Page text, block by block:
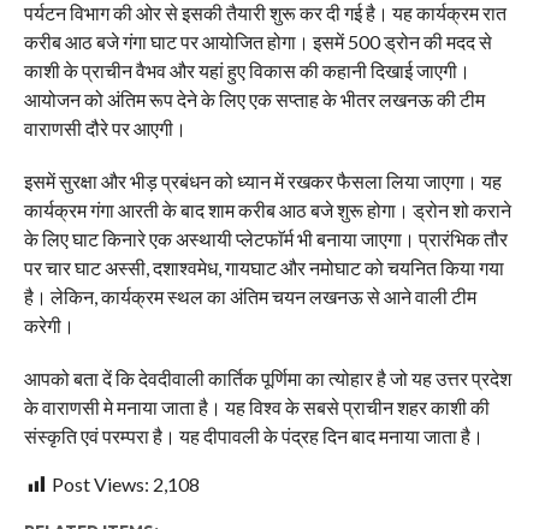
पर्यटन विभाग की ओर से इसकी तैयारी शुरू कर दी गई है। यह कार्यक्रम रात
करीब आठ बजे गंगा घाट पर आयोजित होगा। इसमें 500 ड्रोन की मदद से
काशी के प्राचीन वैभव और यहां हुए विकास की कहानी दिखाई जाएगी।
आयोजन को अंतिम रूप देने के लिए एक सप्ताह के भीतर लखनऊ की टीम
वाराणसी दौरे पर आएगी।
इसमें सुरक्षा और भीड़ प्रबंधन को ध्यान में रखकर फैसला लिया जाएगा। यह
कार्यक्रम गंगा आरती के बाद शाम करीब आठ बजे शुरू होगा। ड्रोन शो कराने
के लिए घाट किनारे एक अस्थायी प्लेटफाॅर्म भी बनाया जाएगा। प्रारंभिक तौर
पर चार घाट अस्सी, दशाश्वमेध, गायघाट और नमोघाट को चयनित किया गया
है। लेकिन, कार्यक्रम स्थल का अंतिम चयन लखनऊ से आने वाली टीम
करेगी।
आपको बता दें कि देवदीवाली कार्तिक पूर्णिमा का त्योहार है जो यह उत्तर प्रदेश
के वाराणसी मे मनाया जाता है। यह विश्व के सबसे प्राचीन शहर काशी की
संस्कृति एवं परम्परा है। यह दीपावली के पंद्रह दिन बाद मनाया जाता है।
Post Views: 2,108